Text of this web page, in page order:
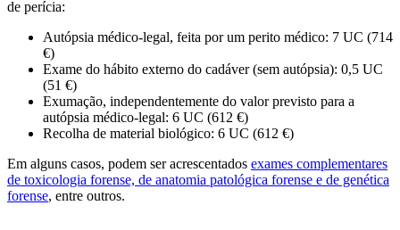
de perícia:
Autópsia médico-legal, feita por um perito médico: 7 UC (714
€)
Exame do hábito externo do cadáver (sem autópsia): 0,5 UC
(51 €)
Exumação, independentemente do valor previsto para a
autópsia médico-legal: 6 UC (612 €)
Recolha de material biológico: 6 UC (612 €)
Em alguns casos, podem ser acrescentados exames complementares
de toxicologia forense, de anatomia patológica forense e de genética
forense, entre outros.